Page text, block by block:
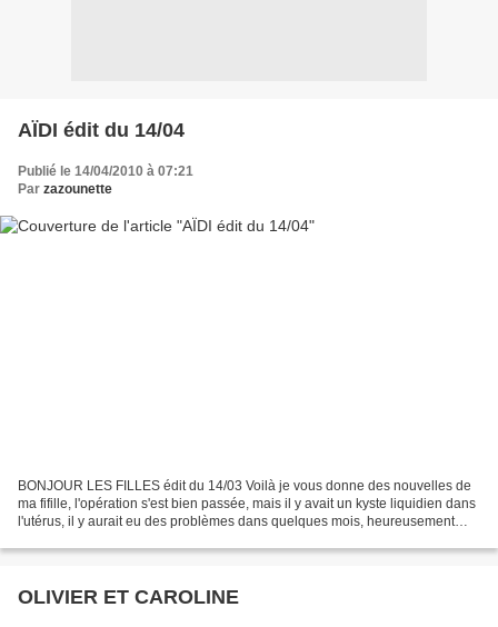
AÏDI édit du 14/04
Publié le 14/04/2010 à 07:21
Par zazounette
BONJOUR LES FILLES édit du 14/03 Voilà je vous donne des nouvelles de
ma fifille, l'opération s'est bien passée, mais il y avait un kyste liquidien dans
l'utérus, il y aurait eu des problèmes dans quelques mois, heureusement
OLIVIER ET CAROLINE